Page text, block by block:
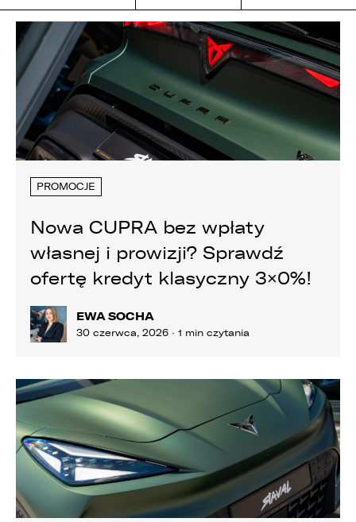
PROMOCJE
Nowa CUPRA bez wpłaty
własnej i prowizji? Sprawdź
ofertę kredyt klasyczny 3×0%!
EWA SOCHA
30 czerwca, 2026 · 1 min czytania
PORÓWNYWARKA JEST PEŁNA!
W porównywarce mogą znajdować się
jednocześnie trzy samochody.
Wybierz samochód, który mamy zastąpić
Audi Q7 45 TDI quattro.
UDOSTĘPNIANIE
Wybierz gdzie chcesz udostępnić ofertę.
FACEBOOK